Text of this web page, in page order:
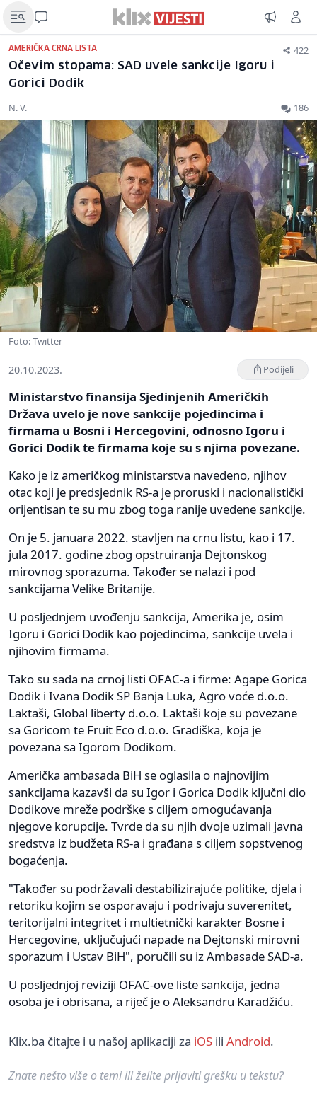
AMERIČKA CRNA LISTA 422
Očevim stopama: SAD uvele sankcije Igoru i
Gorici Dodik
N. V. 186
Foto: Twitter
20.10.2023. Podijeli
Ministarstvo finansija Sjedinjenih Američkih
Država uvelo je nove sankcije pojedincima i
firmama u Bosni i Hercegovini, odnosno Igoru i
Gorici Dodik te firmama koje su s njima povezane.
Kako je iz američkog ministarstva navedeno, njihov
otac koji je predsjednik RS-a je proruski i nacionalistički
orijentisan te su mu zbog toga ranije uvedene sankcije.
On je 5. januara 2022. stavljen na crnu listu, kao i 17.
jula 2017. godine zbog opstruiranja Dejtonskog
mirovnog sporazuma. Također se nalazi i pod
sankcijama Velike Britanije.
U posljednjem uvođenju sankcija, Amerika je, osim
Igoru i Gorici Dodik kao pojedincima, sankcije uvela i
njihovim firmama.
Tako su sada na crnoj listi OFAC-a i firme: Agape Gorica
Dodik i Ivana Dodik SP Banja Luka, Agro voće d.o.o.
Laktaši, Global liberty d.o.o. Laktaši koje su povezane
sa Goricom te Fruit Eco d.o.o. Gradiška, koja je
povezana sa Igorom Dodikom.
Američka ambasada BiH se oglasila o najnovijim
sankcijama kazavši da su Igor i Gorica Dodik ključni dio
Dodikove mreže podrške s ciljem omogućavanja
njegove korupcije. Tvrde da su njih dvoje uzimali javna
sredstva iz budžeta RS-a i građana s ciljem sopstvenog
bogaćenja.
"Također su podržavali destabilizirajuće politike, djela i
retoriku kojim se osporavaju i podrivaju suverenitet,
teritorijalni integritet i multietnički karakter Bosne i
Hercegovine, uključujući napade na Dejtonski mirovni
sporazum i Ustav BiH", poručili su iz Ambasade SAD-a.
U posljednjoj reviziji OFAC-ove liste sankcija, jedna
osoba je i obrisana, a riječ je o Aleksandru Karadžiću.
Klix.ba čitajte i u našoj aplikaciji za iOS ili Android.
Znate nešto više o temi ili želite prijaviti grešku u tekstu?